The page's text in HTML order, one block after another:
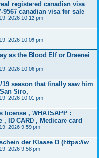
registered canadian visa
9567 canadian visa for sale
2026 10:12 pm
2026 10:09 pm
as the Blood Elf or Draenei
2026 10:06 pm
season that finally saw him
Siro,
2026 10:01 pm
license , WHATSAPP :
, ID CARD , Medicare card
2026 9:59 pm
der Klasse B (https://w
2026 9:58 pm